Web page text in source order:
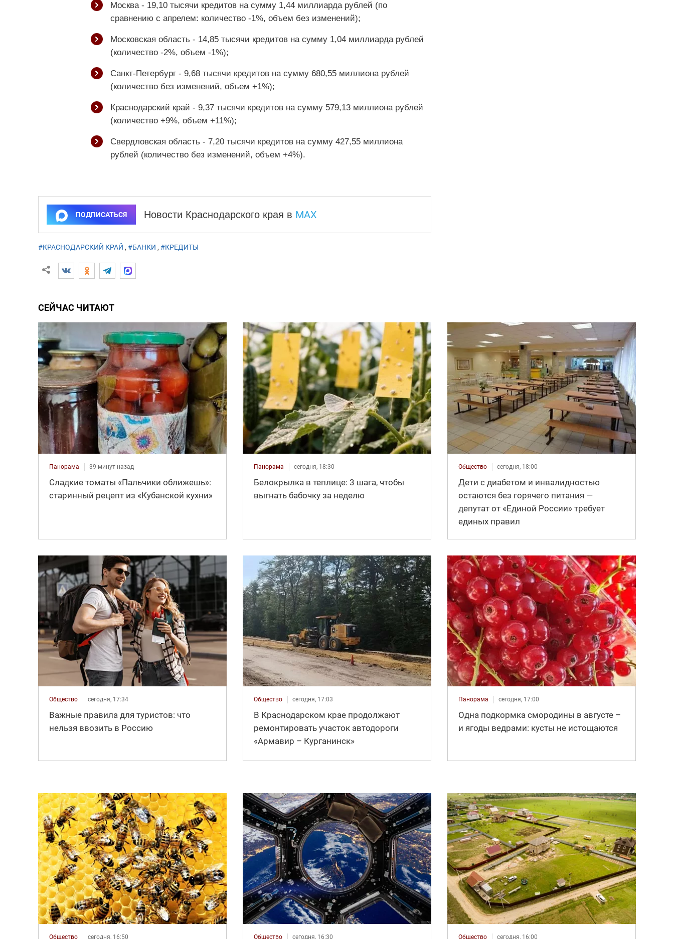
Москва - 19,10 тысячи кредитов на сумму 1,44 миллиарда рублей (по
сравнению с апрелем: количество -1%, объем без изменений);
Московская область - 14,85 тысячи кредитов на сумму 1,04 миллиарда рублей
(количество -2%, объем -1%);
Санкт-Петербург - 9,68 тысячи кредитов на сумму 680,55 миллиона рублей
(количество без изменений, объем +1%);
Краснодарский край - 9,37 тысячи кредитов на сумму 579,13 миллиона рублей
(количество +9%, объем +11%);
Свердловская область - 7,20 тысячи кредитов на сумму 427,55 миллиона
рублей (количество без изменений, объем +4%).
ПОДПИСАТЬСЯ Новости Краснодарского края в MAX
#КРАСНОДАРСКИЙ КРАЙ , #БАНКИ , #КРЕДИТЫ
СЕЙЧАС ЧИТАЮТ
Панорама 39 минут назад
Сладкие томаты «Пальчики оближешь»:
старинный рецепт из «Кубанской кухни»
Панорама сегодня, 18:30
Белокрылка в теплице: 3 шага, чтобы
выгнать бабочку за неделю
Общество сегодня, 18:00
Дети с диабетом и инвалидностью
остаются без горячего питания —
депутат от «Единой России» требует
единых правил
Общество сегодня, 17:34
Важные правила для туристов: что
нельзя ввозить в Россию
Общество сегодня, 17:03
В Краснодарском крае продолжают
ремонтировать участок автодороги
«Армавир – Курганинск»
Панорама сегодня, 17:00
Одна подкормка смородины в августе –
и ягоды ведрами: кусты не истощаются
Общество сегодня, 16:50 Общество сегодня, 16:30 Общество сегодня, 16:00